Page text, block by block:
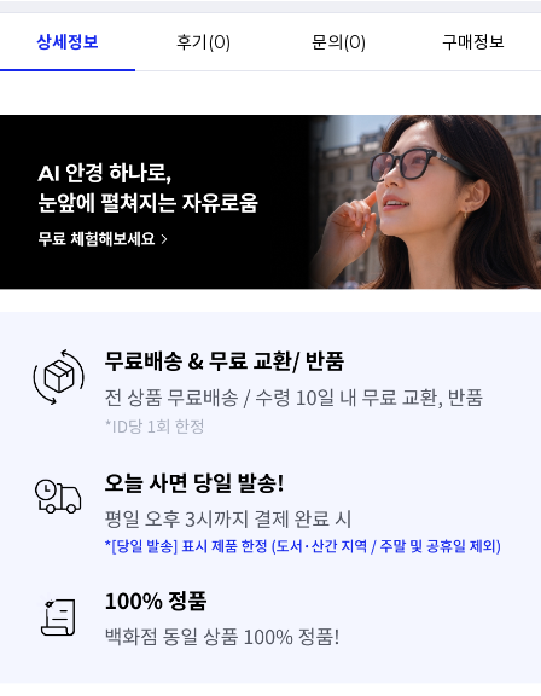
상세정보 후기(0) 문의(0) 구매정보